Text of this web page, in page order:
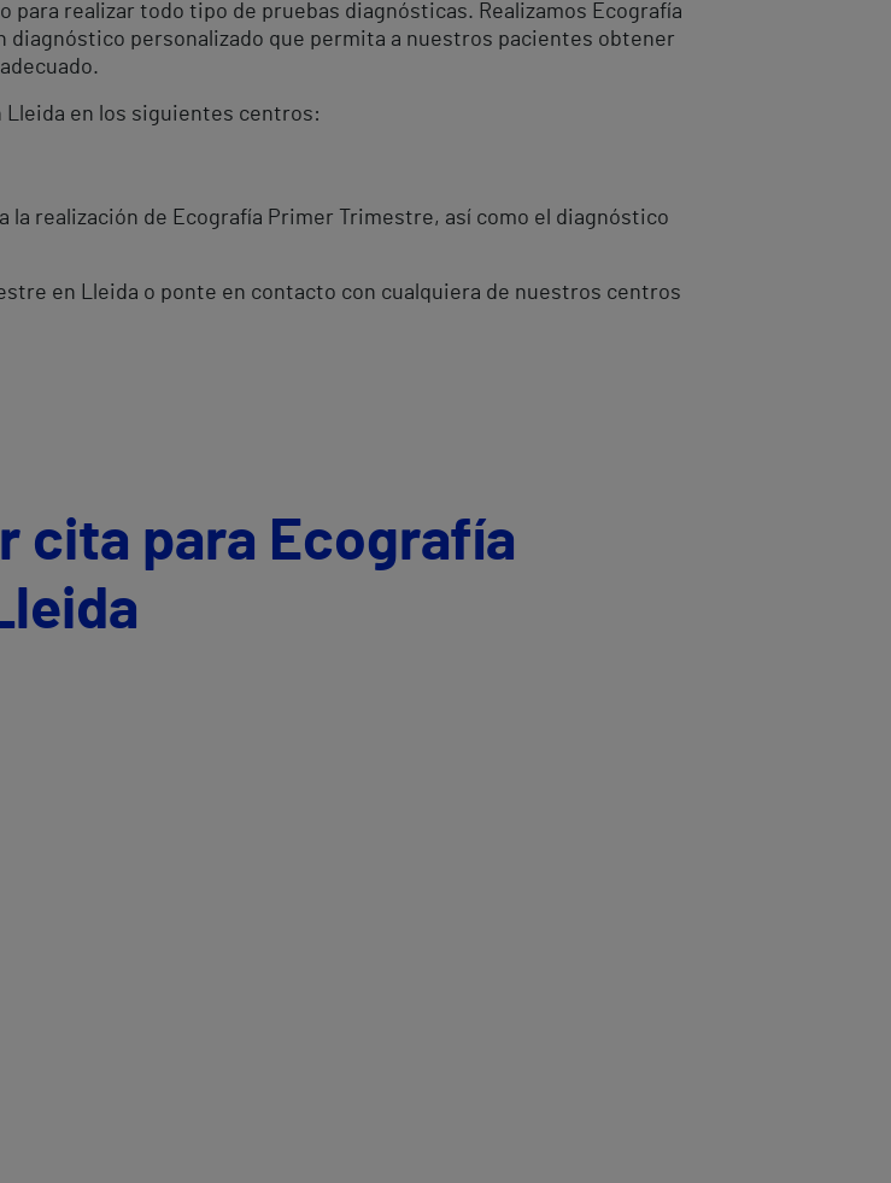
realizar todo tipo de pruebas diagnósticas. Realizamos Ecografía
personalizado que permita a nuestros pacientes obtener
en los siguientes centros:
la realización de Ecografía Primer Trimestre, así como el diagnóstico
en Lleida o ponte en contacto con cualquiera de nuestros centros
cita para Ecografía